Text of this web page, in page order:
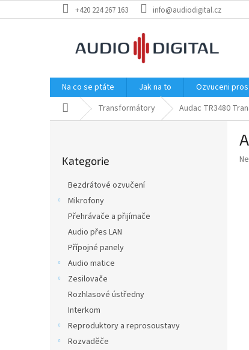
na
+420 224 267 163 info@audiodigital.cz
Na co se ptáte Jak na to Ozvuceni
Domů Transformátory Audac TR3480
kategorie
Kategorie
Bezdrátové ozvučení
Mikrofony
Přehrávače a přijímače
Audio přes LAN
Přípojné panely
Audio matice
Zesilovače
Rozhlasové ústředny
Interkom
Reproduktory a reprosoustavy
Rozvaděče